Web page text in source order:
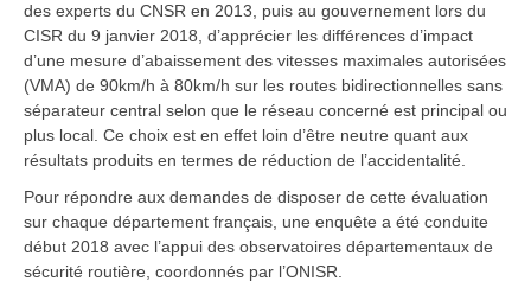
des experts du CNSR en 2013, puis au gouvernement lors du
CISR du 9 janvier 2018, d’apprécier les différences d’impact
d’une mesure d’abaissement des vitesses maximales autorisées
(VMA) de 90km/h à 80km/h sur les routes bidirectionnelles sans
séparateur central selon que le réseau concerné est principal ou
plus local. Ce choix est en effet loin d’être neutre quant aux
résultats produits en termes de réduction de l’accidentalité.
Pour répondre aux demandes de disposer de cette évaluation
sur chaque département français, une enquête a été conduite
début 2018 avec l’appui des observatoires départementaux de
sécurité routière, coordonnés par l’ONISR.